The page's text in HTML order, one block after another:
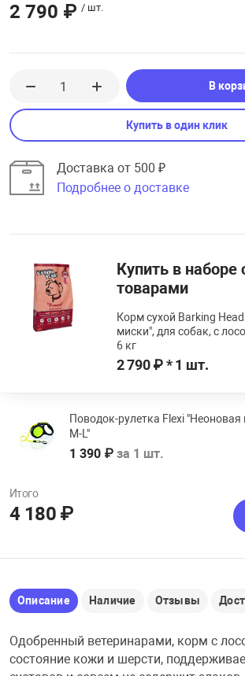
2 790 ₽ / шт.
В
Купить в один клик
Доставка от 500 ₽
Подробнее о доставке
Купить в наборе
товарами
Корм сухой Barking
миски", для собак, с
6 кг
2 790 ₽ * 1 шт.
Поводок-рулетка Flexi "Неоновая
М-L"
1 390 ₽ за 1 шт.
Итого
4 180 ₽
Описание Наличие Отзывы
Одобренный ветеринарами, корм с
состояние кожи и шерсти,